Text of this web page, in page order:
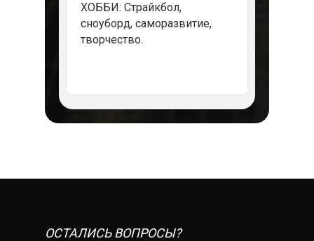
ХОББИ: Страйкбол,
сноуборд, саморазвитие,
творчество.
ОСТАЛИСЬ ВОПРОСЫ?